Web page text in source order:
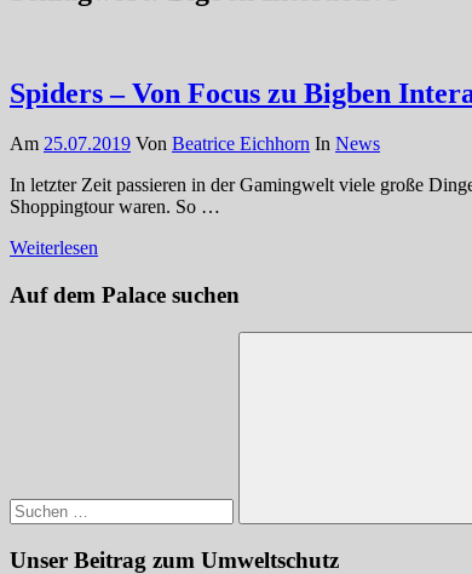
Spiders – Von Focus zu Bigben
Am 25.07.2019 Von Beatrice Eichhorn In News
In letzter Zeit passieren in der Gamingwelt viele große
Shoppingtour waren. So …
Weiterlesen
Auf dem Palace suchen
Unser Beitrag zum Umweltschutz